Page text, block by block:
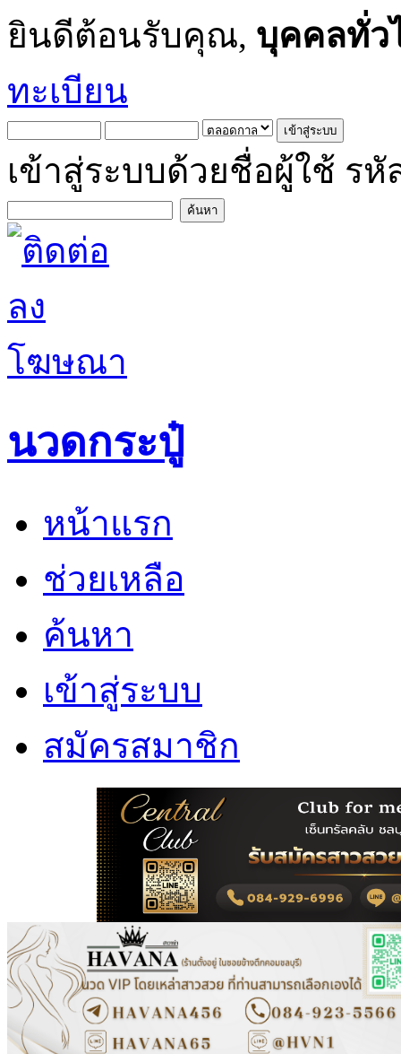
ยินดีต้อนรับคุณ, บุคคลทั่ว
ทะเบียน
เข้าสู่ระบบด้วยชื่อผู้ใช้ รหั
นวดกระปู๋
หน้าแรก
ช่วยเหลือ
ค้นหา
เข้าสู่ระบบ
สมัครสมาชิก